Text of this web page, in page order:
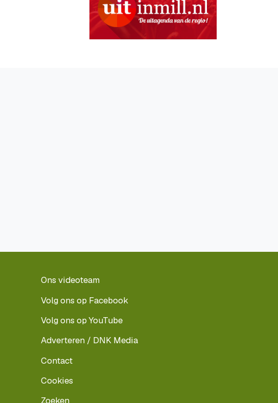
Ons videoteam
Volg ons op Facebook
Volg ons op YouTube
Adverteren / DNK Media
Contact
Cookies
Zoeken